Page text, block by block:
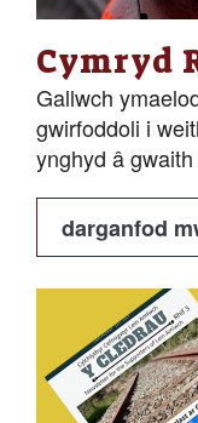
Cymryd
Gallwch
gwirfoddoli i
ynghyd â
darganfod